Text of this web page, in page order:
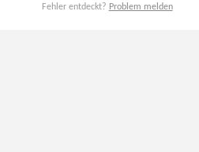
Fehler entdeckt? Problem melden